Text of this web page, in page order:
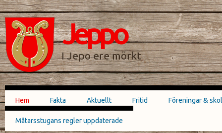
Hoppa till
huvudinnehåll
Skip to
navigation
Jeppo
I Jepo ere mörkt
SÖKFORMULÄR
Huvudmeny
Hem Fakta Aktuellt Fritid Föreningar &
Måtarsstugans regler uppdaterade